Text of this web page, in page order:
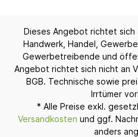
Dieses Angebot richtet sich
Handwerk, Handel,
Gewerbetreibende und
Angebot richtet sich nicht an
BGB. Technische sowie
Irrtümer
* Alle Preise exkl.
Versandkosten und ggf.
anders